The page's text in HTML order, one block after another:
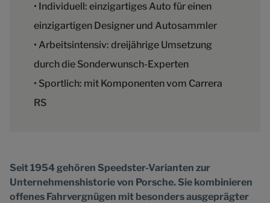
• Individuell: einzigartiges Auto für einen
einzigartigen Designer und Autosammler
• Arbeitsintensiv: dreijährige Umsetzung
durch die Sonderwunsch-Experten
• Sportlich: mit Komponenten vom Carrera
RS
Seit 1954 gehören Speedster-Varianten zur
Unternehmenshistorie von Porsche. Sie kombinieren
offenes Fahrvergnügen mit besonders ausgeprägter